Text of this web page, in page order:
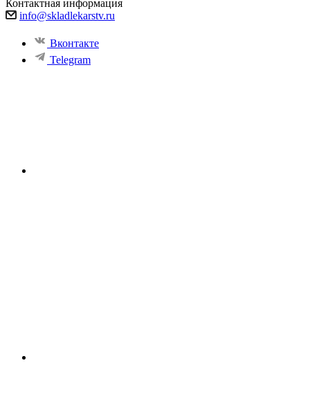
Контактная информация
info@skladlekarstv.ru
Вконтакте
Telegram